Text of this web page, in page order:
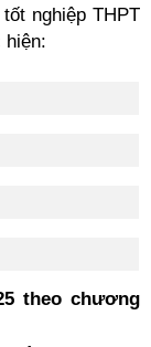
nghiệp THPT
hiện:
theo chương